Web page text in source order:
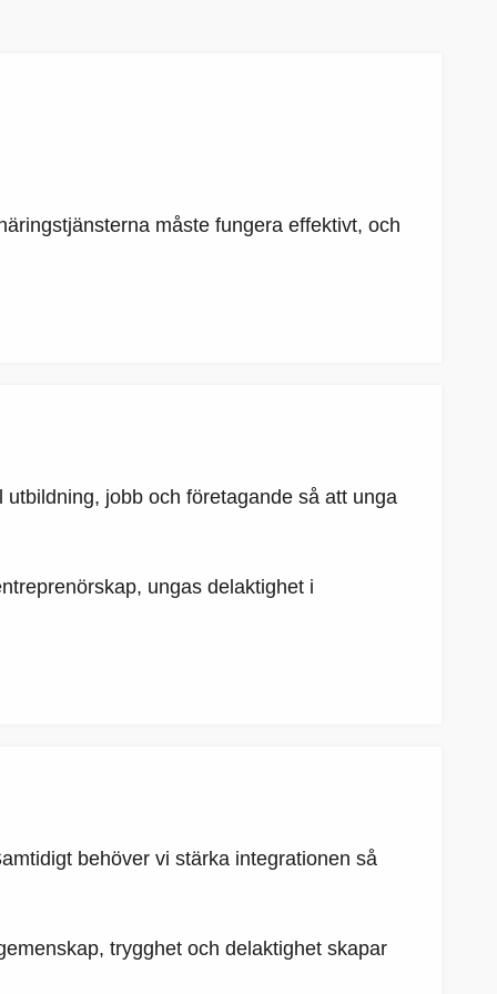
måste fungera effektivt, och
jobb och företagande så att unga
ungas delaktighet i
behöver vi stärka integrationen så
trygghet och delaktighet skapar